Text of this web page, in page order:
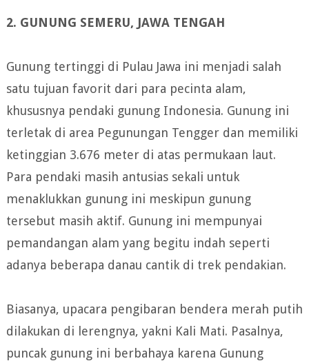
2. GUNUNG SEMERU, JAWA TENGAH
Gunung tertinggi di Pulau Jawa ini menjadi salah
satu tujuan favorit dari para pecinta alam,
khususnya pendaki gunung Indonesia. Gunung ini
terletak di area Pegunungan Tengger dan memiliki
ketinggian 3.676 meter di atas permukaan laut.
Para pendaki masih antusias sekali untuk
menaklukkan gunung ini meskipun gunung
tersebut masih aktif. Gunung ini mempunyai
pemandangan alam yang begitu indah seperti
adanya beberapa danau cantik di trek pendakian.
Biasanya, upacara pengibaran bendera merah putih
dilakukan di lerengnya, yakni Kali Mati. Pasalnya,
puncak gunung ini berbahaya karena Gunung